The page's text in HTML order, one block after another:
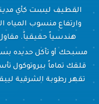
القطيف ليست كأي
وارتفاع منسوب المياه
هندسياً حقيقياً.
مسبحك أو تآكل حديده
قلقك تماماً ببروتوكول
تقهر رطوبة الشرقية